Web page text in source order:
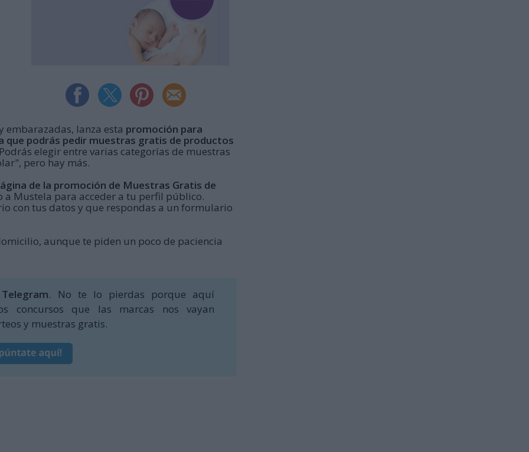
embarazadas, lanza esta promoción para
que podrás pedir muestras gratis de productos
Podrás elegir entre varias categorías de muestras
pero hay más.
de la promoción de Muestras Gratis de
Mustela para acceder a tu perfil público.
con tus datos y que respondas a un formulario
aunque te piden un poco de paciencia
. No te lo pierdas porque aquí
concursos que las marcas nos vayan
y muestras gratis.